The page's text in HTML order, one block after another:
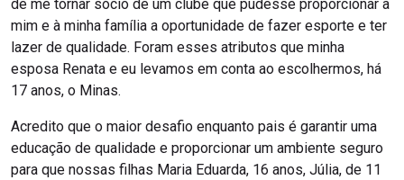
de me tornar sócio de um clube que pudesse proporcionar a
mim e à minha família a oportunidade de fazer esporte e ter
lazer de qualidade. Foram esses atributos que minha
esposa Renata e eu levamos em conta ao escolhermos, há
17 anos, o Minas.
Acredito que o maior desafio enquanto pais é garantir uma
educação de qualidade e proporcionar um ambiente seguro
para que nossas filhas Maria Eduarda, 16 anos, Júlia, de 11